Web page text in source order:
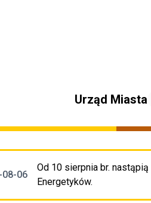
Urząd Miasta
08-06
Od 10 sierpnia br.
Energetyków.